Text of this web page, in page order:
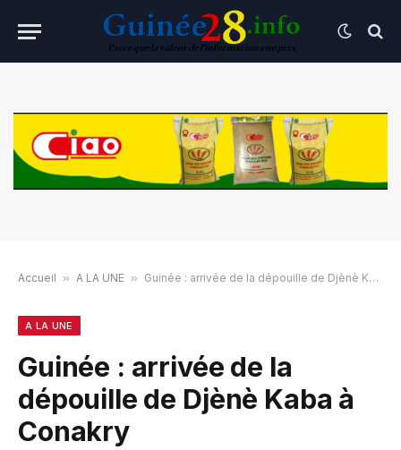
Accueil » A LA UNE » Guinée : arrivée de la dépouille de Djènè Kaba à Conakry
A LA UNE
Guinée : arrivée de la
dépouille de Djènè Kaba à
Conakry